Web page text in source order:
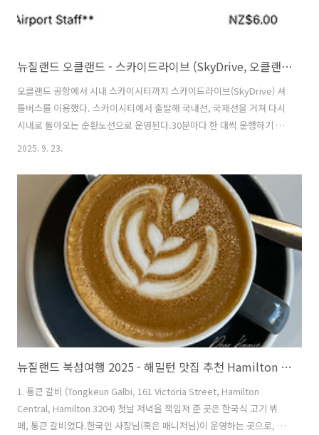
뉴질랜드 오클랜드 - 스카이드라이브 (SkyDrive, 오클랜드 공항버스, 오클랜드 공항 셔틀버스)
오클랜드 공항에서 시내 스카이시티까지 스카이드라이브(SkyDrive) 셔
틀버스를 이용했다. 스카이시티에서 출발해 국내선, 국제선을 거쳐 다시
시내로 돌아오는 순환노선으로 운영된다.30분마다 한 대씩 운행하기 때
문에 배차 가격도 짧은 편이다.버스는 2층 대형 차량이라 좌석이 여유롭
넉넉하다. 요금은 현장 결제나 온라인 예약 모두 동일하고, 현장 결제를
할 경우 카드로 간편하게 결제할 수 있다.스카이시티에서 국제공항으로
아침 일찍 타야 해서 자리가 없을까 봐 걱정했는데, 워낙 버스가 크고 배
차도 자주 있어서 미리 예약할 필요는 없었다.특히나 여행계획에 변동이
생길 수 있다면 차라리 여유시간을 길게 두고 현장 결제할 것을 추천한
다. 실..
2025. 9. 23.
뉴질랜드 북섬여행 2025 - 해밀턴 맛집 추천 Hamilton Restaurants
1. 통큰 갈비 (Tongkeun Galbi, 161 Victoria Street, Hamilton
Central, Hamilton 3204) 첫날 저녁을 책임져 준 곳은 한국식 고기 뷔
페, 통큰 갈비였다.한국인 사장님(혹은 매니저님)이 운영하는 곳으로, 가